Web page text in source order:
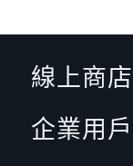
線上商店
企業用戶